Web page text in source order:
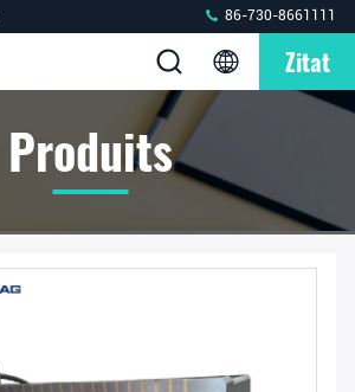
86-730-8661111
Zitat
Produits